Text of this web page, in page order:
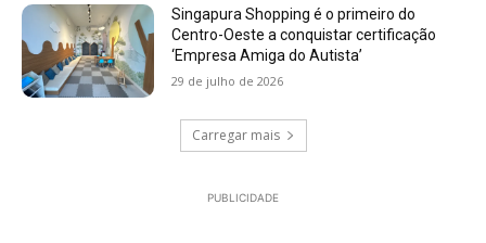
Singapura Shopping é o primeiro do
Centro-Oeste a conquistar certificação
‘Empresa Amiga do Autista’
29 de julho de 2026
Carregar mais
PUBLICIDADE